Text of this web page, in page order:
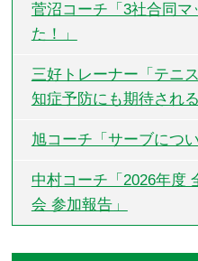
菅沼コーチ「3社合同
た！」
三好トレーナー「テニ
知症予防にも期待される
旭コーチ「サーブにつ
中村コーチ「2026年度
会 参加報告」